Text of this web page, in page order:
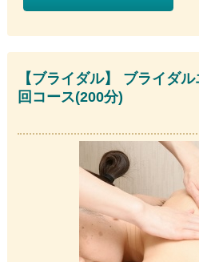
【ブライダル】 ブライダ
回コース(200分)